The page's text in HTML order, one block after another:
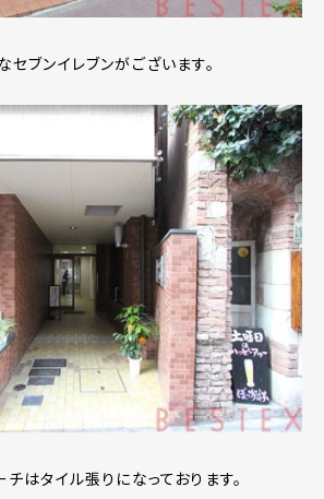
ブンイレブンがございます。
はタイル張りになっております。